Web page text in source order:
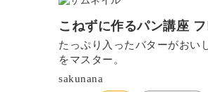
こねずに作るパン講座
たっぷり入ったバターがおい
をマスター。
sakunana